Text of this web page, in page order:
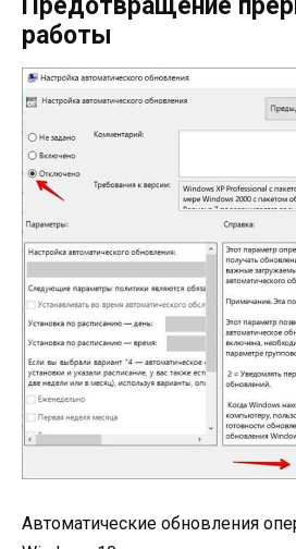
работы
Автоматические обновления